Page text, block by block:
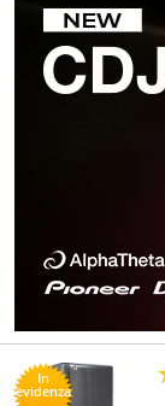
In
evidenza